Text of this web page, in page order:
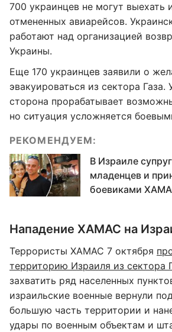
700 украинцев не могут выехать
отмененных авиарейсов.
работают над организацией
Украины.
Еще 170 украинцев заявили о
эвакуироваться из сектора Газа.
сторона прорабатывает
но ситуация усложняется
РЕКОМЕНДУЕМ:
В Израиле
младенцев и
боевиками
Нападение ХАМАС на
Террористы ХАМАС 7 октября
территорию Израиля из сектора
захватить ряд населенных
израильские военные вернули
большую часть территории и
удары по военным объектам и